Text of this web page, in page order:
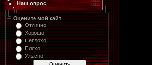
Наш опрос
Оцените мой сайт
Отлично
Хорошо
Неплохо
Плохо
Ужасно